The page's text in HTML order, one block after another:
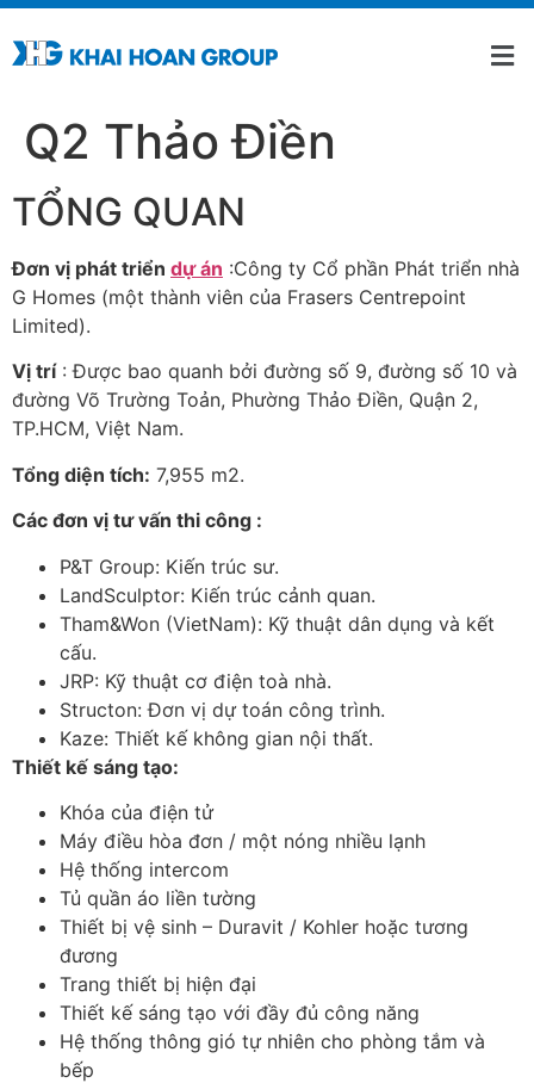
Q2 Thảo Điền
TỔNG QUAN
Đơn vị phát triển dự án :Công ty Cổ phần Phát triển nhà
G Homes (một thành viên của Frasers Centrepoint
Limited).
Vị trí: Được bao quanh bởi đường số 9, đường số 10 và
đường Võ Trường Toản, Phường Thảo Điền, Quận 2,
TP.HCM, Việt Nam.
Tổng diện tích: 7,955 m2.
Các đơn vị tư vấn thi công :
P&T Group: Kiến trúc sư.
LandSculptor: Kiến trúc cảnh quan.
Tham&Won (VietNam): Kỹ thuật dân dụng và kết
cấu.
JRP: Kỹ thuật cơ điện toà nhà.
Structon: Đơn vị dự toán công trình.
Kaze: Thiết kế không gian nội thất.
Thiết kế sáng tạo:
Khóa của điện tử
Máy điều hòa đơn / một nóng nhiều lạnh
Hệ thống intercom
Tủ quần áo liền tường
Thiết bị vệ sinh – Duravit / Kohler hoặc tương
đương
Trang thiết bị hiện đại
Thiết kế sáng tạo với đầy đủ công năng
Hệ thống thông gió tự nhiên cho phòng tắm và
bếp